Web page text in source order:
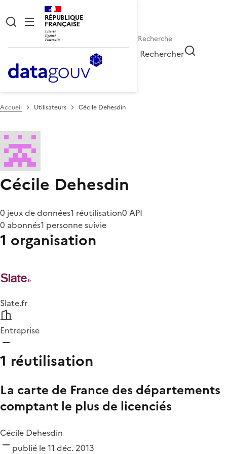
RÉPUBLIQUE
FRANÇAISE
Rechercher
Accueil Utilisateurs Cécile Dehesdin
Cécile Dehesdin
0 jeux de données1 réutilisation0 API
0 abonnés1 personne suivie
1 organisation
Slate.fr
Entreprise
1 réutilisation
La carte de France des départements
comptant le plus de licenciés
Cécile Dehesdin
publié le 11 déc. 2013